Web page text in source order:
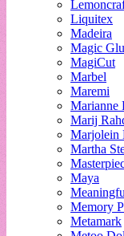
Liquitex
Madeira
Magic
MagiCut
Marbel
Maremi
Marianne
Marij
Marjolein
Martha
Maya
Memory
Metamark